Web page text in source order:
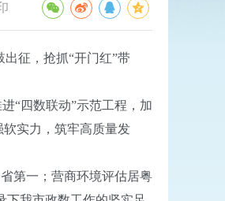
征，抢抓“开门红”带
“四数联动”示范工程，加
实力，筑牢高质量发
第一；营商环境评估居粤